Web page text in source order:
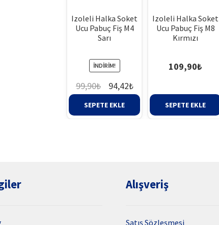
Izoleli Halka Soket
Ucu Pabuç Fiş M4
Sarı
İNDIRIM!
99,90₺
Orijinal
fiyat:
99,90₺.
94,42₺Şu
andaki
fiyat:
SEPETE EKLE
Izoleli Halka Soket
Ucu Pabuç Fiş M8
Kırmızı
109,90₺
SEPETE EKLE
Alışveriş
Satış Sözleşmesi